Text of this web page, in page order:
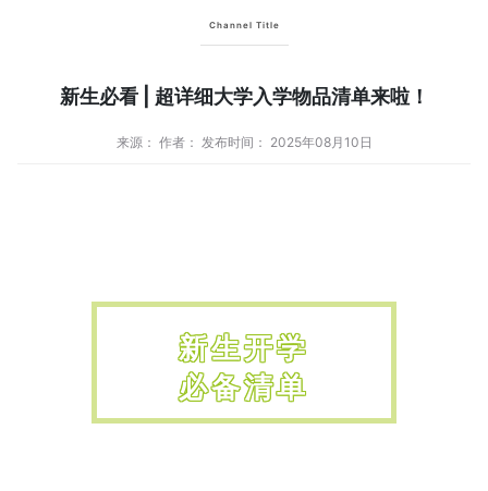
Channel Title
新生必看 | 超详细大学入学物品清单来啦！
来源： 作者： 发布时间： 2025年08月10日
新生开学
必备清单